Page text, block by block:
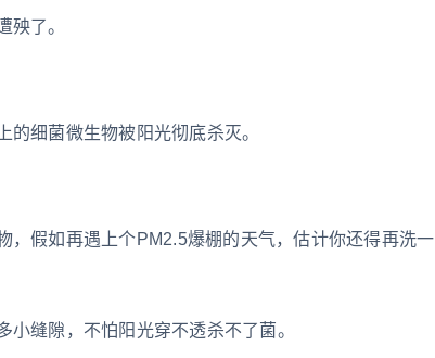
殃了。
细菌微生物被阳光彻底杀灭。
，假如再遇上个PM2.5爆棚的天气，估计你还得再洗一
缝隙，不怕阳光穿不透杀不了菌。